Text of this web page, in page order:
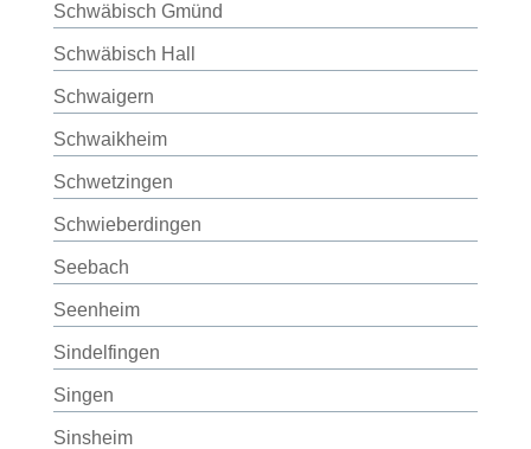
Schwäbisch Gmünd
Schwäbisch Hall
Schwaigern
Schwaikheim
Schwetzingen
Schwieberdingen
Seebach
Seenheim
Sindelfingen
Singen
Sinsheim